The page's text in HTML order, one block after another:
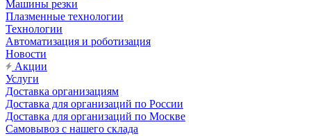
Машины резки
Плазменные технологии
Технологии
Автоматизация и роботизация
Новости
Акции
Услуги
Доставка организациям
Доставка для организаций по России
Доставка для организаций по Москве
Самовывоз с нашего склада